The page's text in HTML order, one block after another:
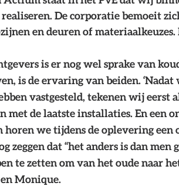
De corporatie bemoeit
en deuren of materiaalkeuzes.
is er nog wel sprake van
is de ervaring van beiden.
vastgesteld, tekenen wij eerst
met de laatste installaties. En een
horen we tijdens de oplevering
zeggen dat “het anders is dan men
te zetten om van het oude naar
Monique.